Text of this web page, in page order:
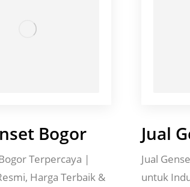
Bogor
Terpercaya |
Harga Terbaik &
Jual
Jual
untuk